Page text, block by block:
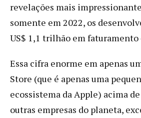
revelações mais
somente em 2022, os
US$ 1,1 trilhão em faturamento
Essa cifra enorme em apenas
Store (que é apenas uma
ecossistema da Apple) acima de
outras empresas do planeta,